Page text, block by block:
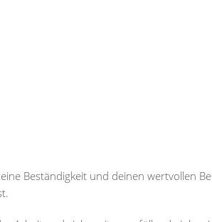
Beständigkeit und deinen wertvollen